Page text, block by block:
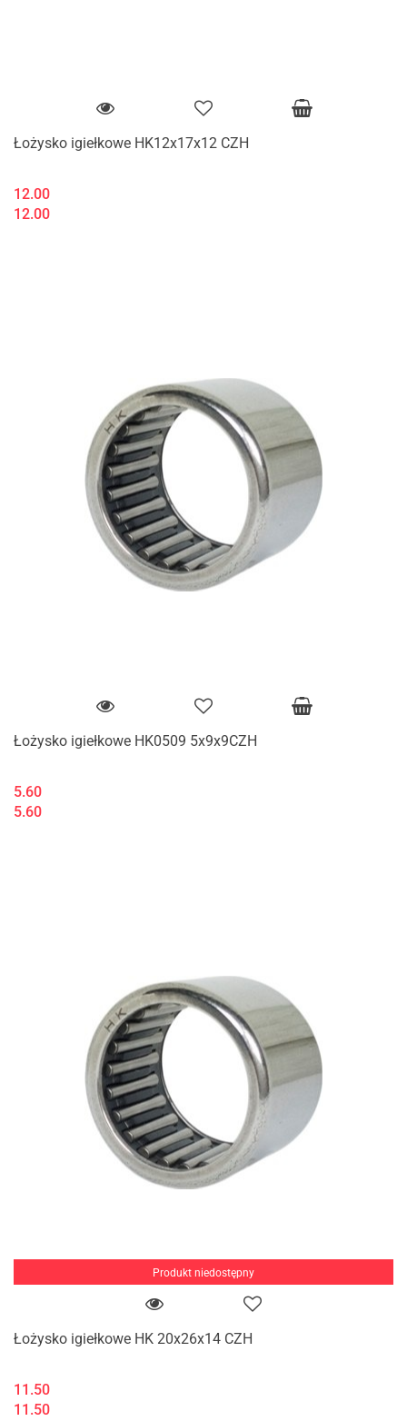
Łożysko igiełkowe HK12x17x12 CZH
12.00
12.00
Łożysko igiełkowe HK0509 5x9x9CZH
5.60
5.60
Produkt niedostępny
Łożysko igiełkowe HK 20x26x14 CZH
11.50
11.50